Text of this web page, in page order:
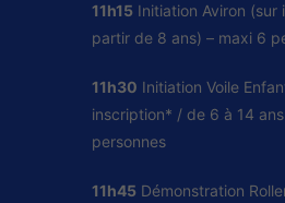
11h15 Initiation Aviron
partir de 8 ans) – maxi 6
11h30 Initiation Voile
inscription* / de 6 à 14
personnes
11h45 Démonstration